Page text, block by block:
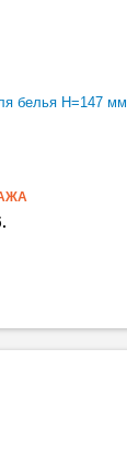
белья H=147 мм.